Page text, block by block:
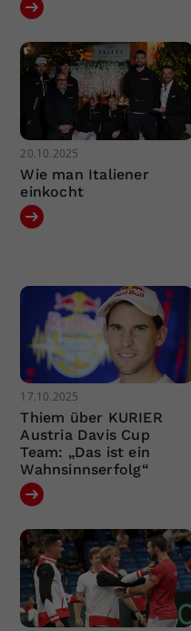
20.10.2025
Wie man Italiener
einkocht
17.10.2025
Thiem über KURIER
Austria Davis Cup
Team: „Das ist ein
Wahnsinnserfolg“